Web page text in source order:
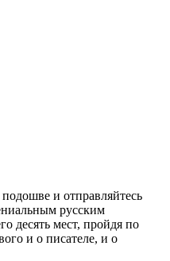
и отправляйтесь
русским
десять мест, пройдя по
и о писателе, и о